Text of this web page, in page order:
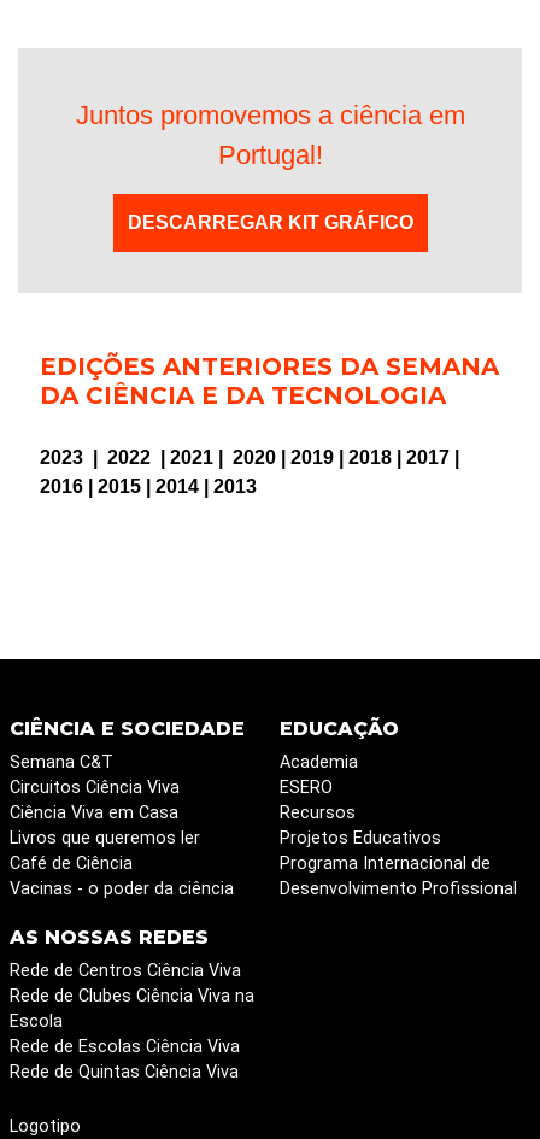
Juntos promovemos a ciência em
Portugal!
DESCARREGAR KIT GRÁFICO
EDIÇÕES ANTERIORES DA SEMANA
DA CIÊNCIA E DA TECNOLOGIA
2023 2022 2021 2020 2019 2018 2017
2016
2015 2014 2013
CIÊNCIA E SOCIEDADE
Semana C&T
Circuitos Ciência Viva
Ciência Viva em Casa
Livros que queremos ler
Café de Ciência
Vacinas - o poder da ciência
EDUCAÇÃO
Academia
ESERO
Recursos
Projetos Educativos
Programa Internacional de
Desenvolvimento Profissional
AS NOSSAS REDES
Rede de Centros Ciência Viva
Rede de Clubes Ciência Viva na
Escola
Rede de Escolas Ciência Viva
Rede de Quintas Ciência Viva
Logotipo